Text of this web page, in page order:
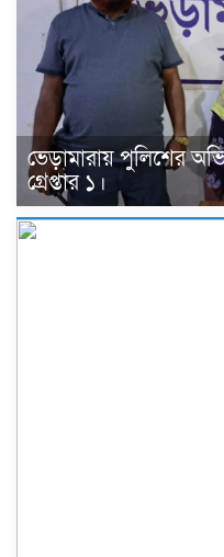
ভেড়ামারায় পুলিশের
গ্রেপ্তার ১।